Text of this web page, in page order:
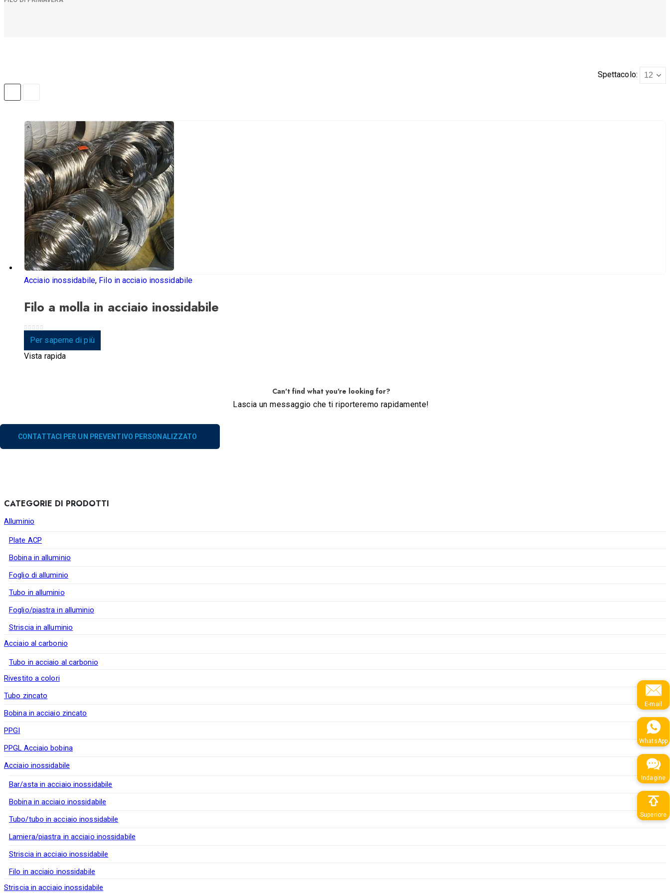
Spettacolo:
Acciaio inossidabile, Filo in acciaio inossidabile
Filo a molla in acciaio inossidabile
Per saperne di più
Vista rapida
Can't find what you're looking for?
Lascia un messaggio che ti riporteremo rapidamente!
CONTATTACI PER UN PREVENTIVO PERSONALIZZATO
CATEGORIE DI PRODOTTI
Alluminio
Plate ACP
Bobina in alluminio
Foglio di alluminio
Tubo in alluminio
Foglio/piastra in alluminio
Striscia in alluminio
Acciaio al carbonio
Tubo in acciaio al carbonio
Rivestito a colori
Tubo zincato
Bobina in acciaio zincato
PPGI
PPGL Acciaio bobina
Acciaio inossidabile
Bar/asta in acciaio inossidabile
Bobina in acciaio inossidabile
Tubo/tubo in acciaio inossidabile
Lamiera/piastra in acciaio inossidabile
Striscia in acciaio inossidabile
Filo in acciaio inossidabile
Striscia in acciaio inossidabile
E-mail
WhatsApp
Indagine
Superiore